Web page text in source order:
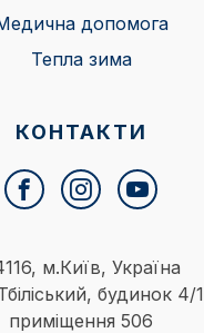
допомога
Тепла зима
КОНТАКТИ
м.Київ, Україна
будинок 4/
приміщення 506